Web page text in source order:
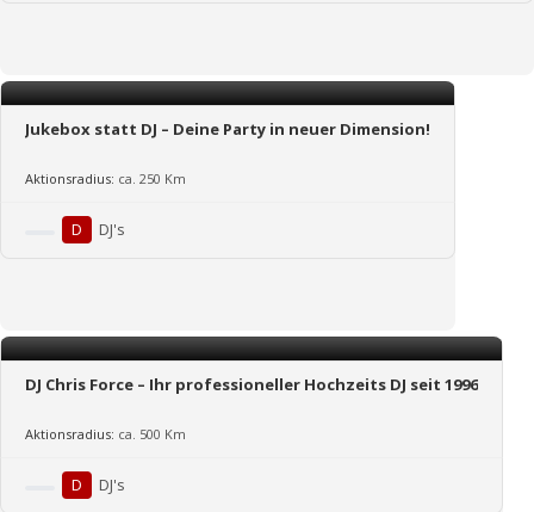
Jukebox statt DJ – Deine Party in neuer Dimension!
Aktionsradius: ca. 250 Km
D DJ's
DJ Chris Force – Ihr professioneller Hochzeits DJ seit 1996
Aktionsradius: ca. 500 Km
D DJ's